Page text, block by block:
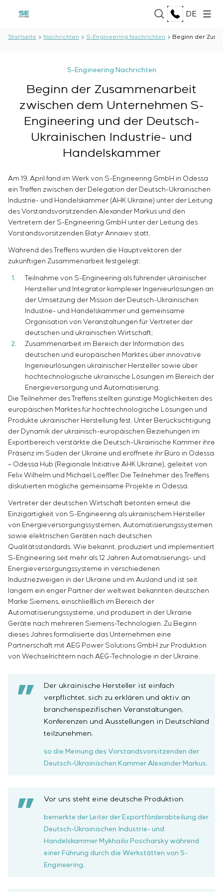
DE
Geschichte
Produktionskomplex
Dokumente
Partnerschaft
Bewertungen und auszeichnungen
LEISTUNGEN
Softwareentwicklung
Prüfungen und Qualitätskontrolle des
Elektrotechnischen Labors
Montage von Ausrüstung
Inbetriebnahmearbeiten
Wartungsservice
Inbetriebnahme und Schulung des
Kundenpersonals
Beratungsdienstleistungen
Individuelle Entwicklung und Prüfung mit
anschließender Zertifizierung von
Schaltschrankanlagen mit besonderen
Anforderungen an Zuverlässigkeit, Qualität und
Betriebsbedingungen
Entwicklung mathematischer Modelle von
Steuerungsobjekten
Entwicklung spezieller Algorithmen für optimale
und garantierte Steuerung mit anschließender
Inbetriebnahme vor Ort
Entwicklung von Steuerungssystemen mit nicht
standardmäßiger Kaskaden- und mehrstufiger
Struktur mit statischen und adaptiven
Einstellparametern
Energieaudit
LÖSUNGEN
Öl und Gas
Lebensmittelindustrie
Zellstoff- und Papierindustrie
Schwermaschinenbau
Hochbau
Infrastruktur
Chemische Industrie
Zementindustrie
TECHNOLOGIEN
Selam
Senumac
Senuvol
Sivacon S8
Simoprime
PROJEKTE
KARRIERE
Stellenangebote
Praktikum
Veteranen
Startseite Nachrichten S-Engineering Nachrichten Beginn der
S-Engineering Nachrichten
Beginn der Zusammenarbeit
zwischen dem Unternehmen S-
Engineering und der Deutsch-
Ukrainischen Industrie- und
Handelskammer
Am 19. April fand im Werk von S-Engineering GmbH in Odessa
ein Treffen zwischen der Delegation der Deutsch-Ukrainischen
Industrie- und Handelskammer (AHK Ukraine) unter der Leitung
des Vorstandsvorsitzenden Alexander Markus und den
Vertretern der S-Engineering GmbH unter der Leitung des
Vorstandsvorsitzenden Batyr Annaiev statt.
Während des Treffens wurden die Hauptvektoren der
zukünftigen Zusammenarbeit festgelegt:
Teilnahme von S-Engineering als führender ukrainischer
Hersteller und Integrator komplexer Ingenieurlösungen an
der Umsetzung der Mission der Deutsch-Ukrainischen
Industrie- und Handelskammer und gemeinsame
Organisation von Veranstaltungen für Vertreter der
deutschen und ukrainischen Wirtschaft;
Zusammenarbeit im Bereich der Information des
deutschen und europäischen Marktes über innovative
Ingenieurlösungen ukrainischer Hersteller sowie über
hochtechnologische ukrainische Lösungen im Bereich der
Energieversorgung und Automatisierung.
Die Teilnehmer des Treffens stellten günstige Möglichkeiten des
europäischen Marktes für hochtechnologische Lösungen und
Produkte ukrainischer Herstellung fest. Unter Berücksichtigung
der Dynamik der ukrainisch-europäischen Beziehungen im
Exportbereich verstärkte die Deutsch-Ukrainische Kammer ihre
Präsenz im Süden der Ukraine und eröffnete ihr Büro in Odessa
– Odessa Hub (Regionale Initiative AHK Ukraine), geleitet von
Felix Wilhelm und Michael Loeffler. Die Teilnehmer des Treffens
diskutierten mögliche gemeinsame Projekte in Odessa.
Vertreter der deutschen Wirtschaft betonten erneut die
Einzigartigkeit von S-Engineering als ukrainischem Hersteller
von Energieversorgungssystemen, Automatisierungssystemen
sowie elektrischen Geräten nach deutschen
Qualitätsstandards. Wie bekannt, produziert und implementiert
S-Engineering seit mehr als 12 Jahren Automatisierungs- und
Energieversorgungssysteme in verschiedenen
Industriezweigen in der Ukraine und im Ausland und ist seit
langem ein enger Partner der weltweit bekannten deutschen
Marke Siemens, einschließlich im Bereich der
Automatisierungssysteme, und produziert in der Ukraine
Geräte nach mehreren Siemens-Technologien. Zu Beginn
dieses Jahres formalisierte das Unternehmen eine
Partnerschaft mit AEG Power Solutions GmbH zur Produktion
von Wechselrichtern nach AEG-Technologie in der Ukraine.
Der ukrainische Hersteller ist einfach
verpflichtet, sich zu erklären und aktiv an
branchenspezifischen Veranstaltungen,
Konferenzen und Ausstellungen in Deutschland
teilzunehmen.
so die Meinung des Vorstandsvorsitzenden der
Deutsch-Ukrainischen Kammer Alexander Markus.
Vor uns steht eine deutsche Produktion.
bemerkte der Leiter der Exportförderabteilung der
Deutsch-Ukrainischen Industrie- und
Handelskammer Mykhailo Poscharsky während
einer Führung durch die Werkstätten von S-
Engineering.